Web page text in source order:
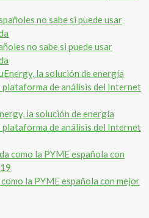
no sabe si puede usar
la solución de energía
plataforma de análisis del Internet
la PYME española con mejor